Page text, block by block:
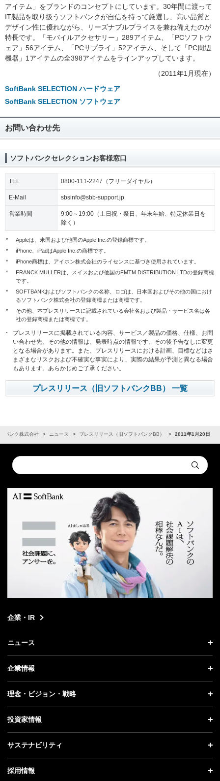
アイテム」をブランドのコンセプトにしています。30年間に渡って
IT製品を取り扱うソフトバンクが自信を持って厳選し、高い品質と
デザイン性に優れながら、リーズナブルプライスを兼ね備えたのが
特長です。「モバイルアクセサリー」289アイテム、「PCソフトウ
ェア」56アイテム、「PCサプライ」52アイテム、そして「PC周辺
機器」1アイテムの全398アイテムをラインアップしています。
（2011年1月現在）
SoftBank SELECTION ハードウェア
SoftBank SELECTION ソフトウェア
お問い合わせ先
ソフトバンクセレクションお客様窓口
TEL 0800-111-2247（フリーダイヤル）
E-Mail sbsinfo@sbb-support.jp
営業時間
9:00～19:00（土日祝・祭日、年末年始、特定休業日を
除く）
*
Appleは、米国および他国のApple Inc.の登録商標です。
*
iPhone、iPadはApple Inc.の商標です。
*
iPhone商標は、アイホン株式会社のライセンスに基づき使用されています。
*
FRANCK MULLERは、スイスおよび他国のFMTM DISTRIBUTION LTDの登録商標
です。
*
SOFTBANKおよびソフトバンクの名称、ロゴは、日本国およびその他の国におけ
るソフトバンク株式会社の登録商標または商標です。
*
その他、本プレスリリースに記載されている会社名および製品・サービス名は各
社の登録商標または商標です。
プレスリリースに掲載されている内容、サービス／製品の価格、仕様、お問
い合わせ先、その他の情報は、発表時点の情報です。その後予告なしに変更
となる場合があります。また、プレスリリースにおける計画、目標などはさ
まざまなリスクおよび不確実な事実により、実際の結果が予測と異なる場合
もあります。あらかじめご了承ください。
プレスリリース（旧ソフトバンクBB） 一覧
バンク株式会社 ニュース プレスリリース（旧ソフトバンクBB） 2011年1月20日
Conduct
a
Submit
企業・IR
ニュース
ニュース トップ
プレスリリース
更新情報
記者説明会
企業情報
企業情報 トップ
社長メッセージ
事業紹介
ガバナンス
理念・ビジョン・戦略
理念・ビジョン・戦略 トップ
成長戦略「Activate AI for Society」
人材戦略
投資家情報
投資家情報 トップ
経営方針
サステナビリティ
サステナビリティ トップ
採用情報